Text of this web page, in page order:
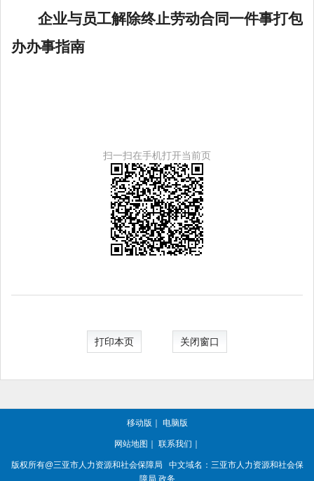
企业与员工解除终止劳动合同一件事打包
办办事指南
扫一扫在手机打开当前页
打印本页 关闭窗口
移动版 ｜ 电脑版
网站地图 ｜ 联系我们 ｜
版权所有@三亚市人力资源和社会保障局
中文域名：三亚市人力资源和社会保
障局.政务